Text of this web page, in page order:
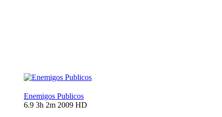
Enemigos Publicos
6.9 3h 2m 2009 HD